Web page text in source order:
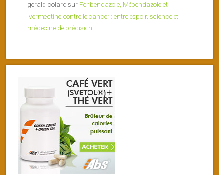
gerald colard sur Fenbendazole, Mébendazole et
Ivermectine contre le cancer : entre espoir, science et
médecine de précision